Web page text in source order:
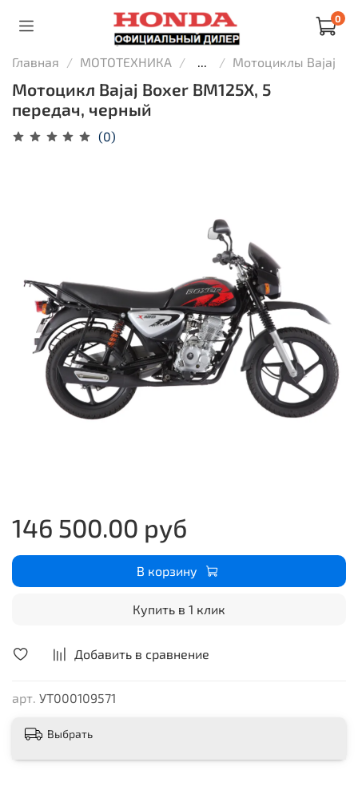
0
Главная МОТОТЕХНИКА ... Мотоциклы Bajaj
Мотоцикл Bajaj Boxer BM125X, 5
передач, черный
(0)
Добавить в сравнение
арт. УТ000109571
146 500.00 руб
В корзину
Купить в 1 клик
Выбрать